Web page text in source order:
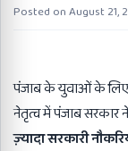
Posted onAugust 21,
पंजाब के युवाओं के लिए
नेतृत्व में पंजाब सरकार
ज़्यादा सरकारी